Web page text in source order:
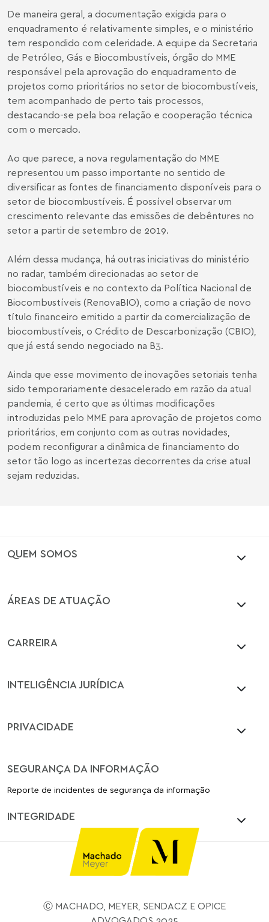
De maneira geral, a documentação exigida para o
enquadramento é relativamente simples, e o ministério
tem respondido com celeridade. A equipe da Secretaria
de Petróleo, Gás e Biocombustíveis, órgão do MME
responsável pela aprovação do enquadramento de
projetos como prioritários no setor de biocombustíveis,
tem acompanhado de perto tais processos,
destacando-se pela boa relação e cooperação técnica
com o mercado.
Ao que parece, a nova regulamentação do MME
representou um passo importante no sentido de
diversificar as fontes de financiamento disponíveis para o
setor de biocombustíveis. É possível observar um
crescimento relevante das emissões de debêntures no
setor a partir de setembro de 2019.
Além dessa mudança, há outras iniciativas do ministério
no radar, também direcionadas ao setor de
biocombustíveis e no contexto da Política Nacional de
Biocombustíveis (RenovaBIO), como a criação de novo
título financeiro emitido a partir da comercialização de
biocombustíveis, o Crédito de Descarbonização (CBIO),
que já está sendo negociado na B3.
Ainda que esse movimento de inovações setoriais tenha
sido temporariamente desacelerado em razão da atual
pandemia, é certo que as últimas modificações
introduzidas pelo MME para aprovação de projetos como
prioritários, em conjunto com as outras novidades,
podem reconfigurar a dinâmica de financiamento do
setor tão logo as incertezas decorrentes da crise atual
sejam reduzidas.
QUEM SOMOS
ÁREAS DE ATUAÇÃO
CARREIRA
INTELIGÊNCIA JURÍDICA
PRIVACIDADE
SEGURANÇA DA INFORMAÇÃO
Reporte de incidentes de segurança da informação
INTEGRIDADE
Ⓒ MACHADO, MEYER, SENDACZ E OPICE